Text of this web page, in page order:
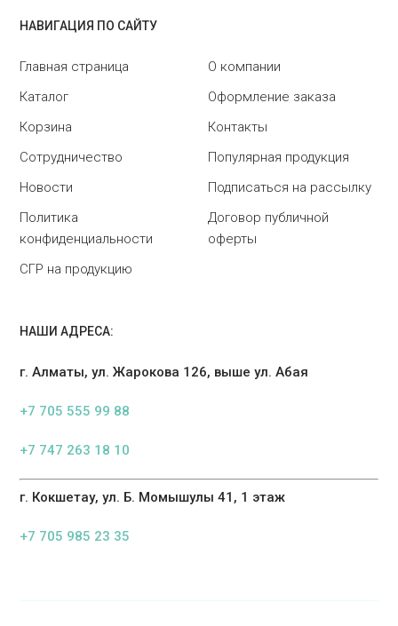
НАВИГАЦИЯ ПО САЙТУ
Главная страница
О компании
Каталог
Оформление заказа
Корзина
Контакты
Сотрудничество
Популярная продукция
Новости
Подписаться на рассылку
Политика
конфиденциальности
Договор публичной
оферты
СГР на продукцию
НАШИ АДРЕСА:
г. Алматы, ул. Жарокова 126, выше ул. Абая
+7 705 555 99 88
+7 747 263 18 10
г. Кокшетау, ул. Б. Момышулы 41, 1 этаж
+7 705 985 23 35